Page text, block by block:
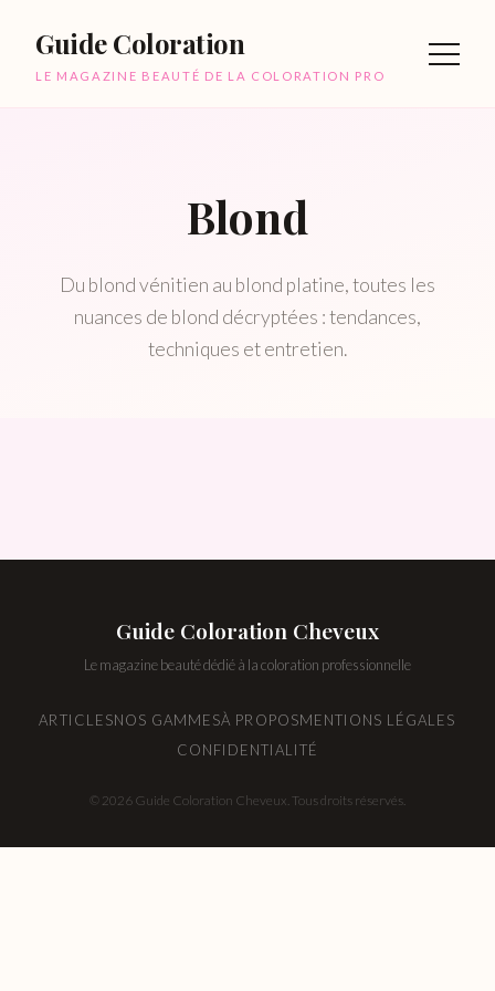
Guide Coloration
LE MAGAZINE BEAUTÉ DE LA COLORATION PRO
Blond
Du blond vénitien au blond platine, toutes les
nuances de blond décryptées : tendances,
techniques et entretien.
Guide Coloration Cheveux
Le magazine beauté dédié à la coloration professionnelle
ARTICLESNOS GAMMESÀ PROPOSMENTIONS LÉGALES
CONFIDENTIALITÉ
© 2026 Guide Coloration Cheveux. Tous droits réservés.